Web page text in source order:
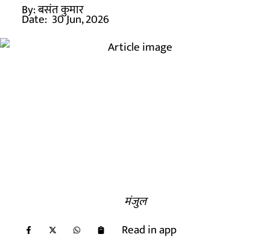
By:बसंत कुमार
Date: 30 Jun, 2026
मंजुल
Read in app